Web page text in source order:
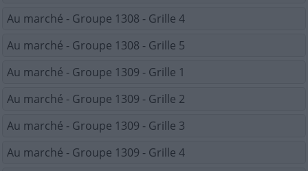
Au marché - Groupe 1308 - Grille 4
Au marché - Groupe 1308 - Grille 5
Au marché - Groupe 1309 - Grille 1
Au marché - Groupe 1309 - Grille 2
Au marché - Groupe 1309 - Grille 3
Au marché - Groupe 1309 - Grille 4